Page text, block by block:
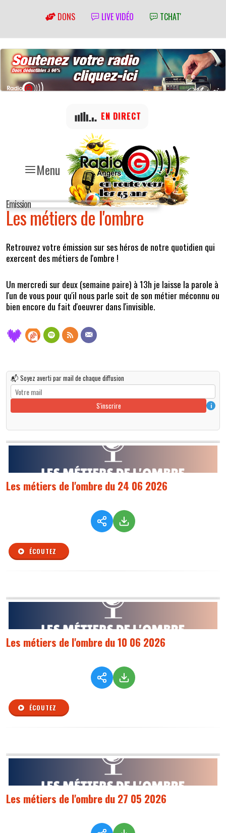
DONS LIVE VIDÉO TCHAT'
Menu
EN DIRECT
Emission
Les métiers de l'ombre
Retrouvez votre émission sur ses héros de notre quotidien qui
exercent des métiers de l'ombre !
Un mercredi sur deux (semaine paire) à 13h je laisse la parole à
l'un de vous pour qu'il nous parle soit de son métier méconnu ou
bien encore du fait d'oeuvrer dans l'invisible.
📬 Soyez averti par mail de chaque diffusion
S'inscrire i
Les métiers de l'ombre du 24 06 2026
ÉCOUTEZ
Les métiers de l'ombre du 10 06 2026
ÉCOUTEZ
Les métiers de l'ombre du 27 05 2026